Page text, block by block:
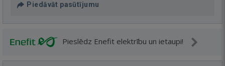
Piedāvāt pasūtījumu
Pieslēdz Enefit elektrību un ietaupi!